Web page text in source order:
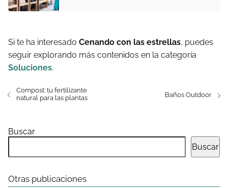
Si te ha interesado Cenando con las estrellas, puedes
seguir explorando más contenidos en la categoría
Soluciones.
Compost: tu fertilizante
natural para las plantas
Baños Outdoor
Buscar
Buscar
Otras publicaciones